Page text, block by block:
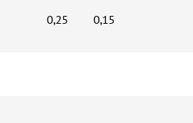
0,25 0,15